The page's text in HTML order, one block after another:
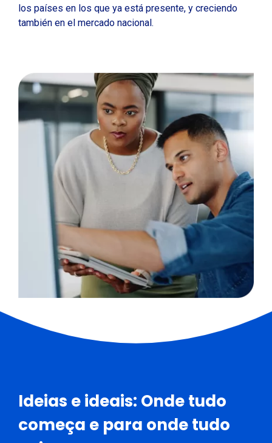
los países en los que ya está presente, y creciendo
también en el mercado nacional.
Ideias e ideais: Onde tudo
começa e para onde tudo